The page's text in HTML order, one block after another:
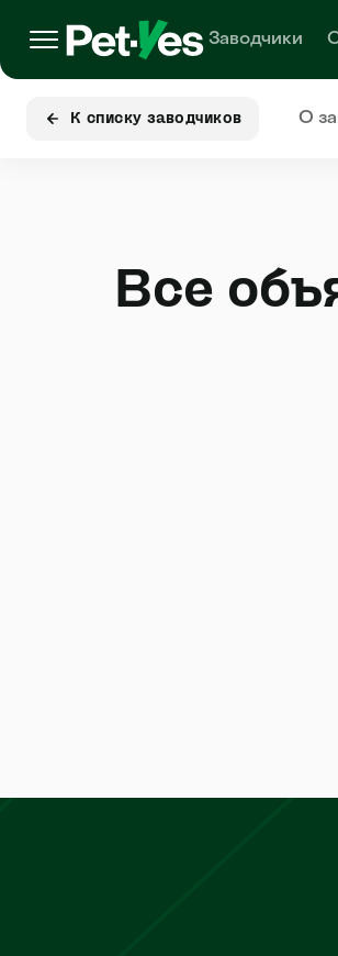
Заводчики
К списку заводчиков О
Все